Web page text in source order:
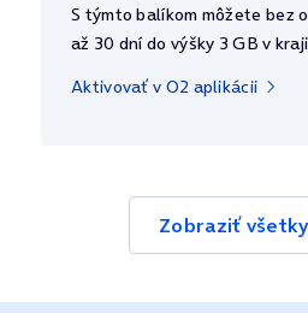
S týmto balíkom môžete bez
až 30 dní do výšky 3 GB v
Aktivovať v O2 aplikácii
Zobraziť